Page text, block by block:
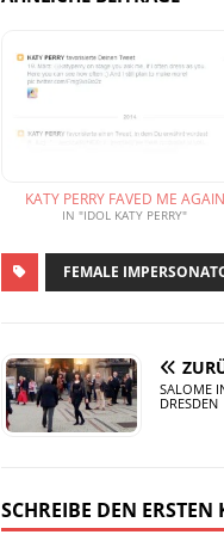
KATY PERRY FAVED ME AGAIN
IN "IDOL KATY PERRY"
FEMALE
SALOME
DRESDEN
SCHREIBE DEN